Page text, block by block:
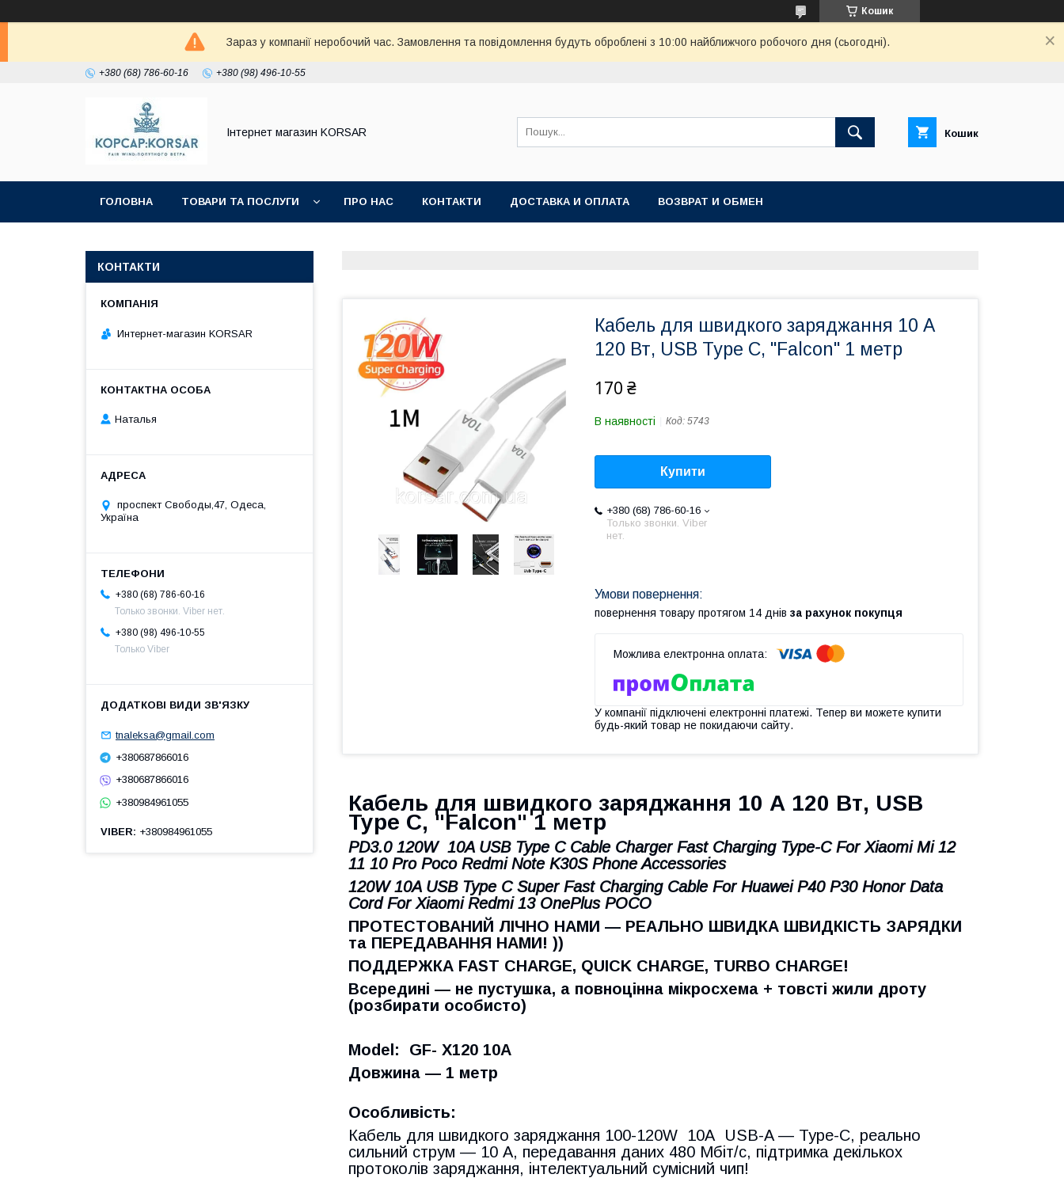
Кошик
Зараз у компанії неробочий час. Замовлення та повідомлення будуть оброблені з 10:00 найближчого робочого дня (сьогодні).
+380 (68) 786-60-16 +380 (98) 496-10-55
Iнтернет магазин KORSAR Кошик
ГОЛОВНА ТОВАРИ ТА ПОСЛУГИ ПРО НАС КОНТАКТИ ДОСТАВКА И ОПЛАТА ВОЗВРАТ И ОБМЕН
Кабель для швидкого заряджання 10 А
120 Вт, USB Type C, "Falcon" 1 метр
170 ₴
В наявності Код: 5743
Купити
+380 (68) 786-60-16
Только звонки. Viber
нет.
повернення товару протягом 14 днів за рахунок покупця
У компанії підключені електронні платежі. Тепер ви можете купити
будь-який товар не покидаючи сайту.
Кабель для швидкого заряджання 10 А 120 Вт, USB
Type C, "Falcon" 1 метр
PD3.0 120W 10A USB Type C Cable Charger Fast Charging Type-C For Xiaomi Mi 12
11 10 Pro Poco Redmi Note K30S Phone Accessories
120W 10A USB Type C Super Fast Charging Cable For Huawei P40 P30 Honor Data
Cord For Xiaomi Redmi 13 OnePlus POCO
ПРОТЕСТОВАНИЙ ЛІЧНО НАМИ — РЕАЛЬНО ШВИДКА ШВИДКІСТЬ ЗАРЯДКИ
та ПЕРЕДАВАННЯ НАМИ! ))
ПОДДЕРЖКА FAST CHARGE, QUICK CHARGE, TURBO CHARGE!
Всередині — не пустушка, а повноцінна мікросхема + товсті жили дроту
(розбирати особисто)
Model: GF- X120 10A
Довжина — 1 метр
Особливість:
Кабель для швидкого заряджання 100-120W 10А USB-A — Type-C, реально
сильний струм — 10 А, передавання даних 480 Мбіт/с, підтримка декількох
протоколів заряджання, інтелектуальний сумісний чип!
КОНТАКТИ
Интернет-магазин KORSAR
Наталья
проспект Свободы,47, Одеса,
Україна
+380 (68) 786-60-16
Только звонки. Viber нет.
+380 (98) 496-10-55
Только Viber
tnaleksa@gmail.com
+380687866016
+380687866016
+380984961055
VIBER +380984961055